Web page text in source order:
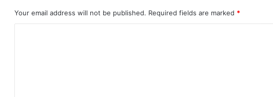
Your email address will not be published. Required fields are marked *